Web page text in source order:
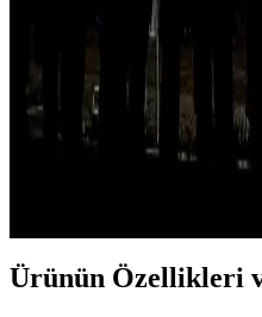
Haşhaş kreması, doğal içerikleri
kahvaltılarda sağlıklı ve lezzetli
Cocopops Kahvaltılık
Yetişkinler İçin Pratik ve
Cocopops, tatlı ve gevrek
Ürünün Özellikleri